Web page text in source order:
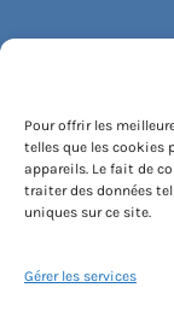
Pour offrir les
telles que les cookies
appareils. Le fait de
traiter des données
uniques sur ce site.
Gérer les services